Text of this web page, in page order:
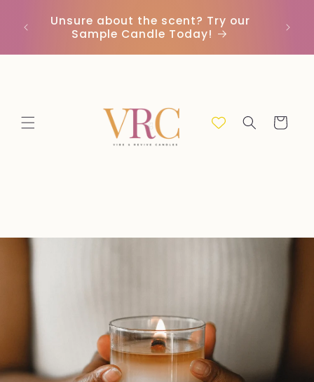
directamente
al contenido
Unsure about the scent? Try our
Sample Candle Today!
Carrito